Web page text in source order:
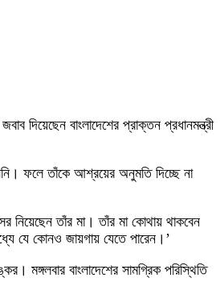
বাংলাদেশের প্রাক্তন প্রধানমন্ত্রী
ফলে তাঁকে আশ্রয়ের অনুমতি দিচ্ছে না
নিয়েছেন তাঁর মা। তাঁর মা কোথায় থাকবেন
যে কোনও জায়গায় যেতে পারেন।’
মঙ্গলবার বাংলাদেশের সামগ্রিক পরিস্থিতি